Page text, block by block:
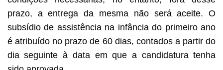
prazo, a entrega da mesma não será aceite. O
subsídio de assistência na infância do primeiro ano
é atribuído no prazo de 60 dias, contados a partir do
dia seguinte à data em que a candidatura tenha